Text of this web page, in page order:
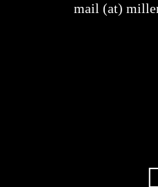
mail (at)